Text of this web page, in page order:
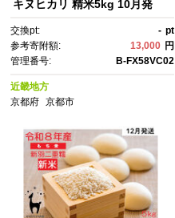
キヌヒカリ 精米5kg 10月発
産 きぬひかり 人気 おすす
め 米 コメ おこめ お取り寄
せ 通販 送料無料 ふるさと納
税 ］
交換pt: - pt
参考寄附額:
13,000 円
管理番号:
B-FX58VC02
近畿地方
京都府
京都市